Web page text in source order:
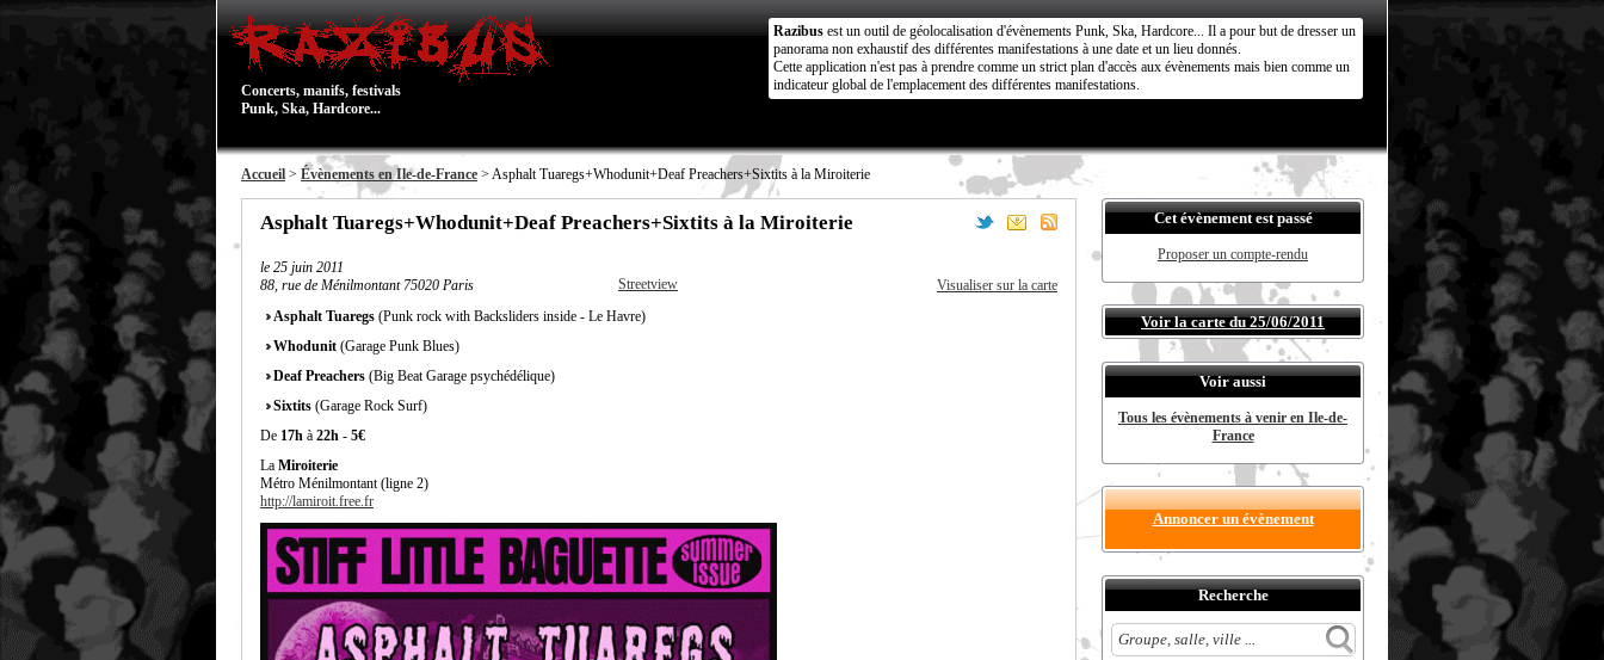
Concerts, manifs, festivals
Punk, Ska, Hardcore...
Razibus est un outil de géolocalisation d'évènements Punk, Ska, Hardcore... Il a pour but de dresser un
panorama non exhaustif des différentes manifestations à une date et un lieu donnés.
Cette application n'est pas à prendre comme un strict plan d'accès aux évènements mais bien comme un
indicateur global de l'emplacement des différentes manifestations.
Accueil > Évènements en Ile-de-France > Asphalt Tuaregs+Whodunit+Deaf Preachers+Sixtits à la Miroiterie
Asphalt Tuaregs+Whodunit+Deaf Preachers+Sixtits à la Miroiterie
le 25 juin 2011
88, rue de Ménilmontant 75020 Paris
Streetview
Visualiser sur la carte
Asphalt Tuaregs (Punk rock with Backsliders inside - Le Havre)
Whodunit (Garage Punk Blues)
Deaf Preachers (Big Beat Garage psychédélique)
Sixtits (Garage Rock Surf)
De 17h à 22h - 5€
La Miroiterie
Métro Ménilmontant (ligne 2)
http://lamiroit.free.fr
Cet évènement est passé
Proposer un compte-rendu
Voir la carte du 25/06/2011
Voir aussi
Tous les évènements à venir en Ile-de-
France
Annoncer un évènement
Recherche